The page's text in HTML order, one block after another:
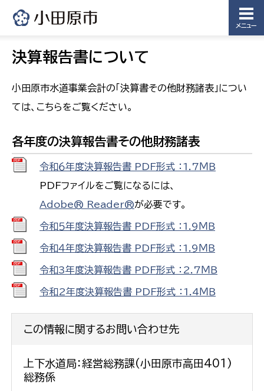
メニュー
決算報告書について
小田原市水道事業会計の「決算書その他財務諸表」につい
ては、こちらをご覧ください。
各年度の決算報告書その他財務諸表
令和６年度決算報告書 PDF形式 ：1.7ＭＢ
PDFファイルをご覧になるには、
Adobe® Reader®が必要です。
令和５年度決算報告書 PDF形式 ：1.9ＭＢ
令和４年度決算報告書 PDF形式 ：1.9ＭＢ
令和3年度決算報告書 PDF形式 ：2.7ＭＢ
令和2年度決算報告書 PDF形式 ：1.4ＭＢ
この情報に関するお問い合わせ先
上下水道局：経営総務課(小田原市高田401)
総務係